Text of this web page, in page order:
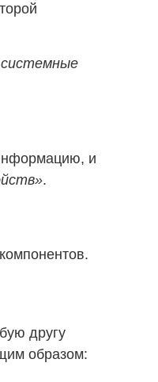
и
.
другу
образом: